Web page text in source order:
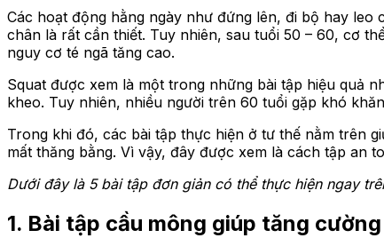
Các hoạt động hằng ngày như đứng lên, đi bộ hay
chân là rất cần thiết. Tuy nhiên, sau tuổi 50 – 60, cơ
nguy cơ té ngã tăng cao.
Squat được xem là một trong những bài tập hiệu quả
kheo. Tuy nhiên, nhiều người trên 60 tuổi gặp khó
Trong khi đó, các bài tập thực hiện ở tư thế nằm trên
mất thăng bằng. Vì vậy, đây được xem là cách tập an
Dưới đây là 5 bài tập đơn giản có thể thực hiện ngay
1. Bài tập cầu mông giúp tăng